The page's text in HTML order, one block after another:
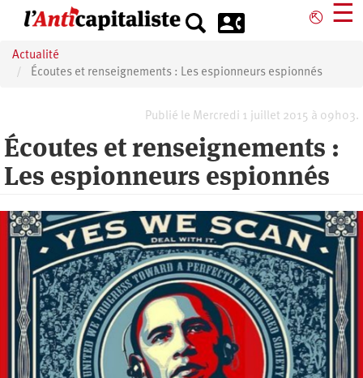
principal
⎋ ☰
Actualité
Écoutes et renseignements : Les espionneurs espionnés
Publié le Mercredi 1 juillet 2015 à 09h03.
Écoutes et renseignements :
Les espionneurs espionnés